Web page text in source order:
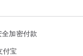
加密付款
付宝